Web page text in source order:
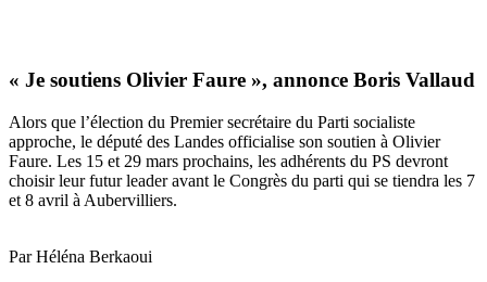
« Je soutiens Olivier Faure », annonce Boris Vallaud
Alors que l’élection du Premier secrétaire du Parti socialiste
approche, le député des Landes officialise son soutien à Olivier
Faure. Les 15 et 29 mars prochains, les adhérents du PS devront
choisir leur futur leader avant le Congrès du parti qui se tiendra les 7
et 8 avril à Aubervilliers.
Par Héléna Berkaoui